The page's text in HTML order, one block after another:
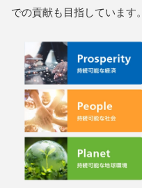
での貢献も目指しています。